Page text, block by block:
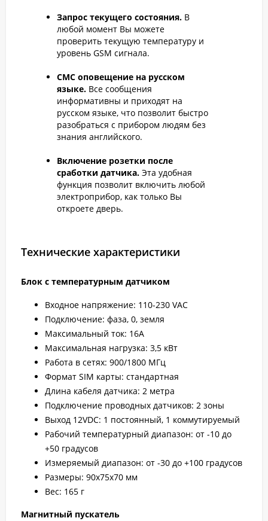
Запрос текущего состояния. В
любой момент Вы можете
проверить текущую температуру и
уровень GSM сигнала.
СМС оповещение на русском
языке. Все сообщения
информативны и приходят на
русском языке, что позволит быстро
разобраться с прибором людям без
знания английского.
Включение розетки после
сработки датчика. Эта удобная
функция позволит включить любой
электроприбор, как только Вы
откроете дверь.
Технические характеристики
Блок с температурным датчиком
Входное напряжение: 110-230 VAC
Подключение: фаза, 0, земля
Максимальный ток: 16A
Максимальная нагрузка: 3,5 кВт
Работа в сетях: 900/1800 МГц
Формат SIM карты: стандартная
Длина кабеля датчика: 2 метра
Подключение проводных датчиков: 2 зоны
Выход 12VDC: 1 постоянный, 1 коммутируемый
Рабочий температурный диапазон: от -10 до
+50 градусов
Измеряемый диапазон: от -30 до +100 градусов
Размеры: 90х75х70 мм
Вес: 165 г
Магнитный пускатель